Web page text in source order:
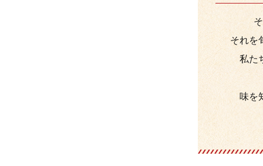
それを
私た
味を